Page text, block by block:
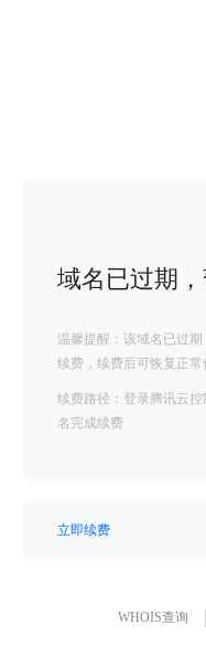
域名已过期
温馨提醒：该域名已过
续费，续费后可恢复正常
续费路径：登录腾讯云
名完成续费
立即续费
WHOIS查询